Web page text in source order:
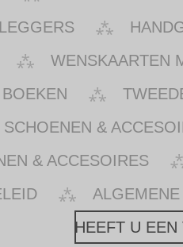
WENSKAARTEN
&
& ACCESOIRES
HEEFT U